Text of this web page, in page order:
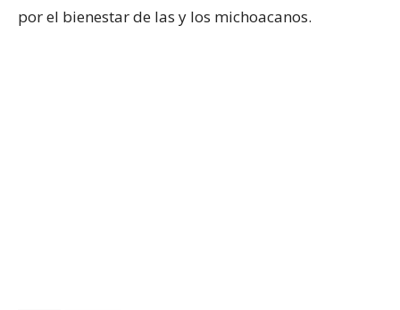
por el bienestar de las y los michoacanos.